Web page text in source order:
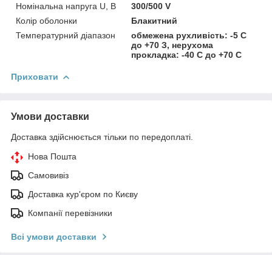
Номінальна напруга U, В
300/500 V
Колір оболонки
Блакитний
Температурний діапазон
обмежена рухливість: -5 С
до +70 З, нерухома
прокладка: -40 С до +70 С
Приховати
Умови доставки
Доставка здійснюється тільки по передоплаті.
Нова Пошта
Самовивіз
Доставка кур'єром по Києву
Компанії перевізники
Всі умови доставки